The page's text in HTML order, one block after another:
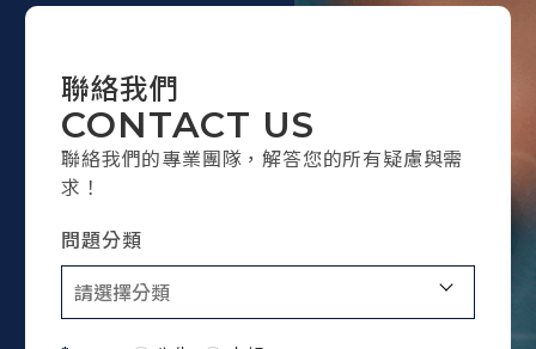
聯絡我們
CONTACT US
聯絡我們的專業團隊，解答您的所有疑慮與需
求！
問題分類